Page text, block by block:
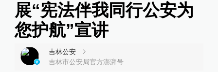
展“宪法伴我同行公安为
您护航”宣讲
吉林公安
吉林市公安局官方澎湃号